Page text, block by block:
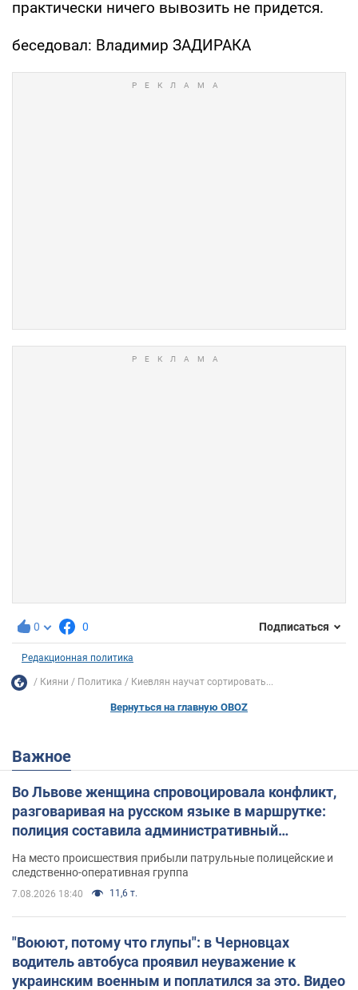
практически ничего вывозить не придется.
беседовал: Владимир ЗАДИРАКА
0 0 Подписаться
Редакционная политика
Кияни Политика Киевлян научат сортировать...
Вернуться на главную OBOZ
Важное
Во Львове женщина спровоцировала конфликт,
разговаривая на русском языке в маршрутке:
полиция составила административный
На место происшествия прибыли патрульные полицейские и
следственно-оперативная группа
7.08.2026 18:40 11,6 т.
"Воюют, потому что глупы": в Черновцах
водитель автобуса проявил неуважение к
украинским военным и поплатился за это. Видео